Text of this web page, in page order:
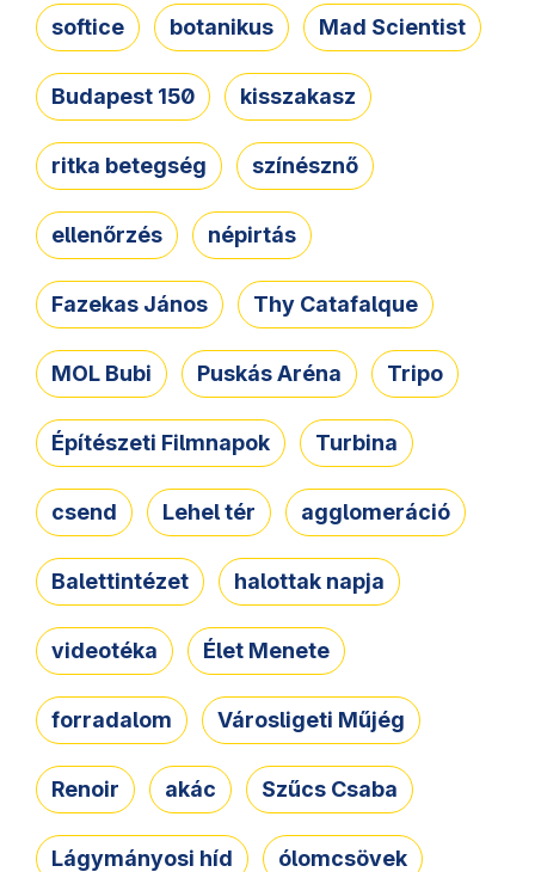
softice botanikus Mad Scientist
Budapest 150 kisszakasz
ritka betegség színésznő
ellenőrzés népirtás
Fazekas János Thy Catafalque
MOL Bubi Puskás Aréna Tripo
Építészeti Filmnapok Turbina
csend Lehel tér agglomeráció
Balettintézet halottak napja
videotéka Élet Menete
forradalom Városligeti Műjég
Renoir akác Szűcs Csaba
Lágymányosi híd ólomcsövek